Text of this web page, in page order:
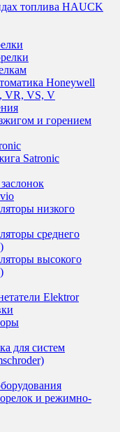
топлива HAUCK
Honeywell
VR, VS, V
и горением
Satronic
низкого
среднего
высокого
Elektror
для систем
и режимно-